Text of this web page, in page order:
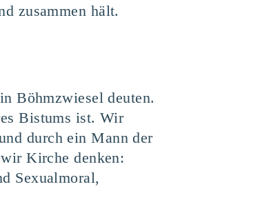
zusammen hält.
Böhmzwiesel deuten.
Bistums ist. Wir
durch ein Mann der
Kirche denken:
Sexualmoral,